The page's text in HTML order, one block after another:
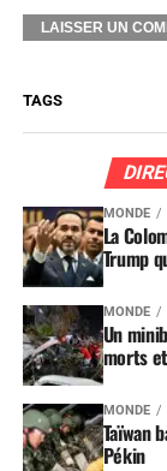
TAGS
MONDE
La
Trump
MONDE
Un
morts
MONDE
Taïwan
Pékin